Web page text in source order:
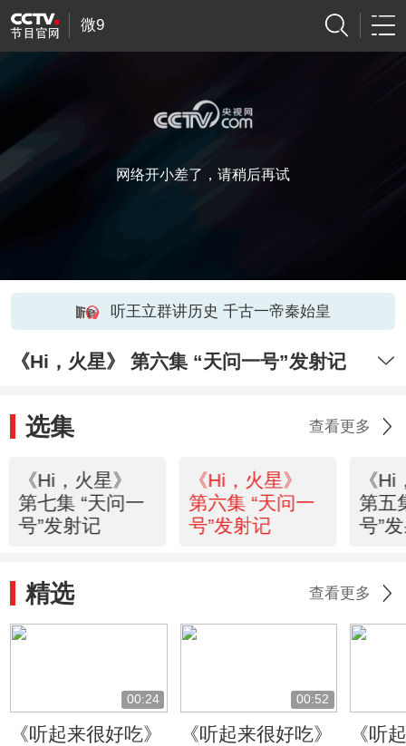
微9
网络开小差了，请稍后再试
听王立群讲历史 千古一帝秦始皇
《Hi，火星》 第六集 “天问一号”发射记
选集 查看更多
《Hi，火星》
第七集 “天问一
号”发射记
《Hi，火星》
第六集 “天问一
号”发射记
《
第五
号”
精选 查看更多
00:24
《听起来很好吃》
00:52
《听起来很好吃》
《听